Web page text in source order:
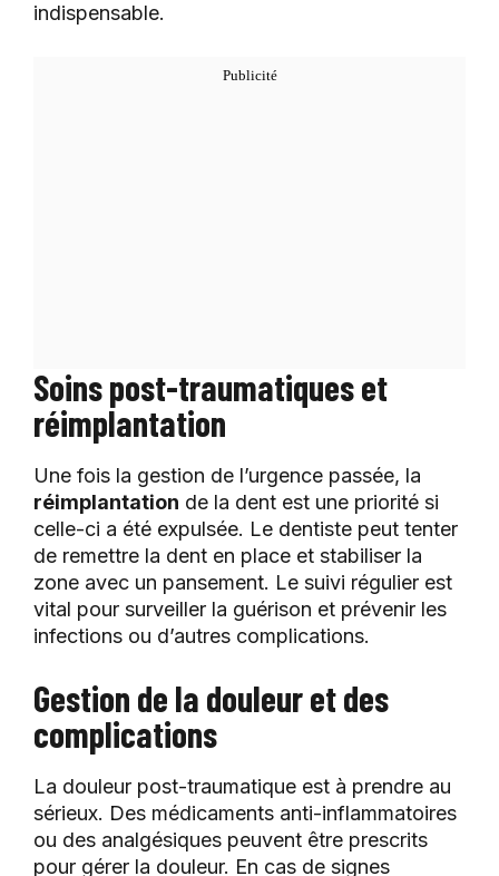
indispensable.
Soins post-traumatiques et
réimplantation
Une fois la gestion de l’urgence passée, la
réimplantation de la dent est une priorité si
celle-ci a été expulsée. Le dentiste peut tenter
de remettre la dent en place et stabiliser la
zone avec un pansement. Le suivi régulier est
vital pour surveiller la guérison et prévenir les
infections ou d’autres complications.
Gestion de la douleur et des
complications
La douleur post-traumatique est à prendre au
sérieux. Des médicaments anti-inflammatoires
ou des analgésiques peuvent être prescrits
pour gérer la douleur. En cas de signes